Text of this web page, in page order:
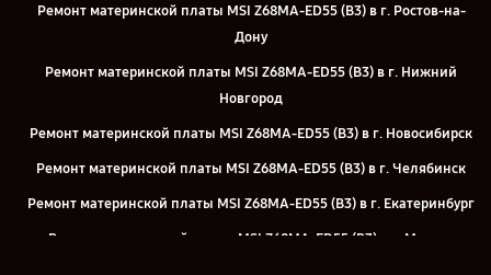
Ремонт материнской платы MSI Z68MA-ED55 (B3) в г. Ростов-на-
Дону
Ремонт материнской платы MSI Z68MA-ED55 (B3) в г. Нижний
Новгород
Ремонт материнской платы MSI Z68MA-ED55 (B3) в г. Новосибирск
Ремонт материнской платы MSI Z68MA-ED55 (B3) в г. Челябинск
Ремонт материнской платы MSI Z68MA-ED55 (B3) в г. Екатеринбург
Ремонт материнской платы MSI Z68MA-ED55 (B3) в г. Москва